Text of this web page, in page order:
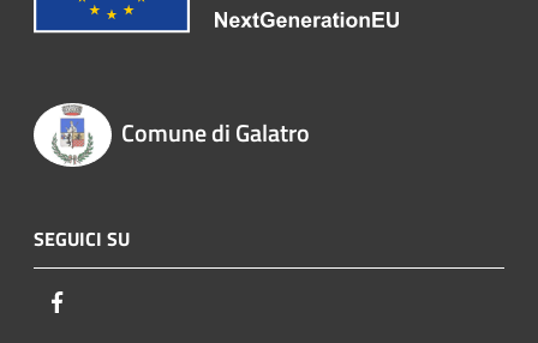
Comune di Galatro
SEGUICI SU